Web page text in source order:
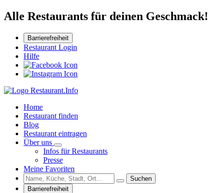
Alle Restaurants für deinen Geschmack!
Barrierefreiheit
Restaurant Login
Hilfe
Home
Restaurant finden
Blog
Restaurant eintragen
Über uns
Infos für Restaurants
Presse
Meine Favoriten
Suchen
Barrierefreiheit